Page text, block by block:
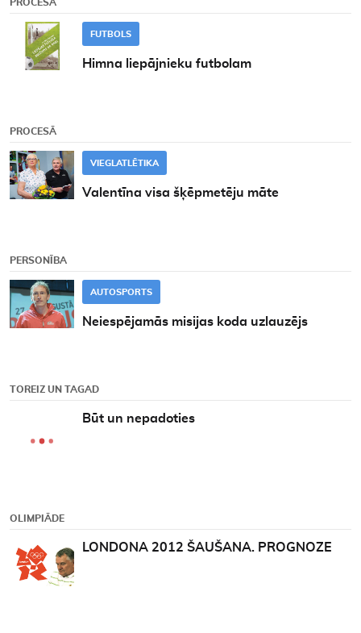
PROCESĀ
FUTBOLS
Himna liepājnieku futbolam
PROCESĀ
VIEGLATLĒTIKA
Valentīna visa šķēpmetēju māte
PERSONĪBA
AUTOSPORTS
Neiespējamās misijas koda uzlauzējs
TOREIZ UN TAGAD
Būt un nepadoties
OLIMPIĀDE
LONDONA 2012 ŠAUŠANA. PROGNOZE